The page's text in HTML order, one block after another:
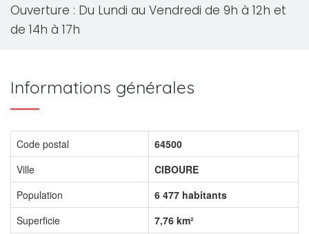
Ouverture : Du Lundi au Vendredi de 9h à 12h et
de 14h à 17h
Informations générales
Code postal
64500
Ville
CIBOURE
Population
6 477 habitants
Superficie
7,76 km²